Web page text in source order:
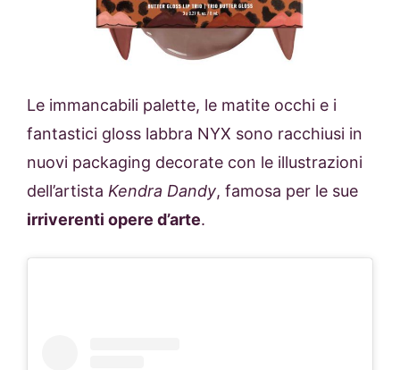
Le immancabili palette, le matite occhi e i
fantastici gloss labbra NYX sono racchiusi in
nuovi packaging decorate con le illustrazioni
dell’artista Kendra Dandy, famosa per le sue
irriverenti opere d’arte.